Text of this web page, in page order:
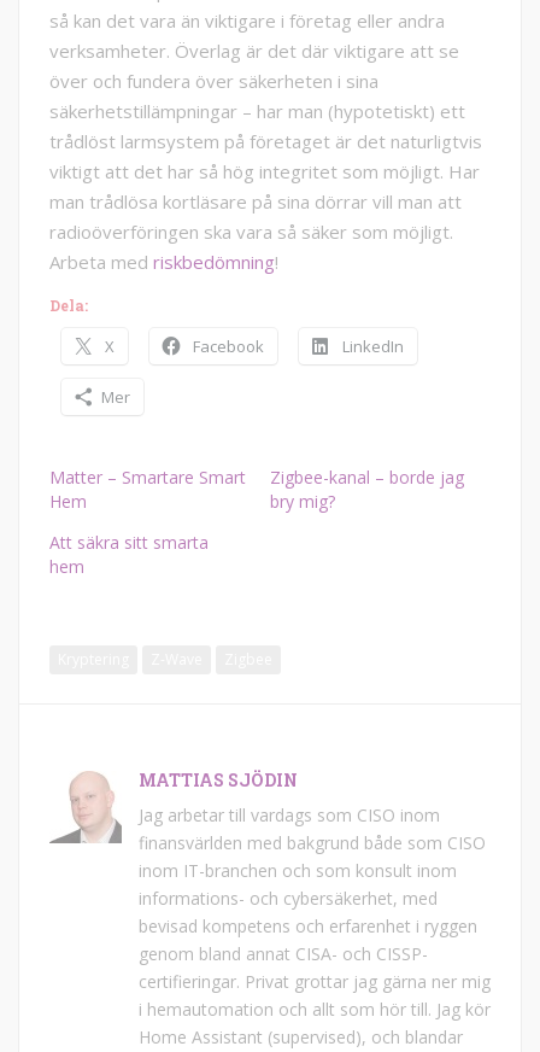
så kan det vara än viktigare i företag eller andra
verksamheter. Överlag är det där viktigare att se
över och fundera över säkerheten i sina
säkerhetstillämpningar – har man (hypotetiskt) ett
trådlöst larmsystem på företaget är det naturligtvis
viktigt att det har så hög integritet som möjligt. Har
man trådlösa kortläsare på sina dörrar vill man att
radioöverföringen ska vara så säker som möjligt.
Arbeta med riskbedömning!
Dela:
X Facebook LinkedIn
Mer
Matter – Smartare Smart
Hem
Zigbee-kanal – borde jag
bry mig?
Att säkra sitt smarta
hem
MATTIAS SJÖDIN
Jag arbetar till vardags som CISO inom
finansvärlden med bakgrund både som CISO
inom IT-branchen och som konsult inom
informations- och cybersäkerhet, med
bevisad kompetens och erfarenhet i ryggen
genom bland annat CISA- och CISSP-
certifieringar. Privat grottar jag gärna ner mig
i hemautomation och allt som hör till. Jag kör
Home Assistant (supervised), och blandar